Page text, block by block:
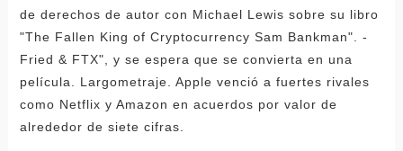
de derechos de autor con Michael Lewis sobre su libro
"The Fallen King of Cryptocurrency Sam Bankman". -
Fried & FTX", y se espera que se convierta en una
película. Largometraje. Apple venció a fuertes rivales
como Netflix y Amazon en acuerdos por valor de
alrededor de siete cifras.